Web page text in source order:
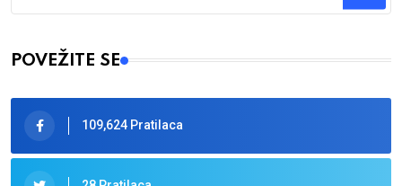
Type 2 or more characters for results.
POVEŽITE SE
109,624 Pratilaca